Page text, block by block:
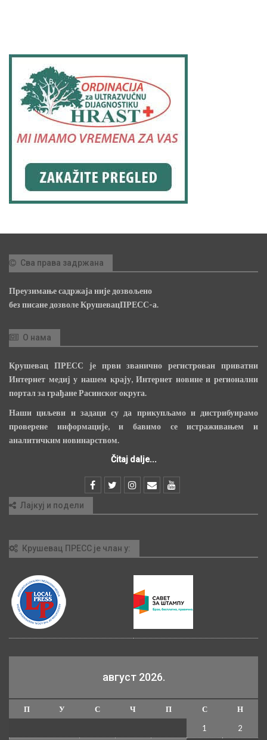
Сва права задржана
Преузимање садржаја није дозвољено
без писане дозволе КрушевацПРЕСС-а.
О нама
Крушевац ПРЕСС је први званично регистрован приватни
Интернет медиј у нашем крају, Интернет новине и регионални
портал за грађане Расинског округа.
Наши циљеви и задаци су да прикупљамо и дистрибуирамо
проверене информације, и бавимо се истраживањем и
аналитичким новинарством.
Čitaj dalje...
Лајкуј и подели
Крушевац ПРЕСС је члан у:
август 2026.
П У С Ч П С
Н
1
2